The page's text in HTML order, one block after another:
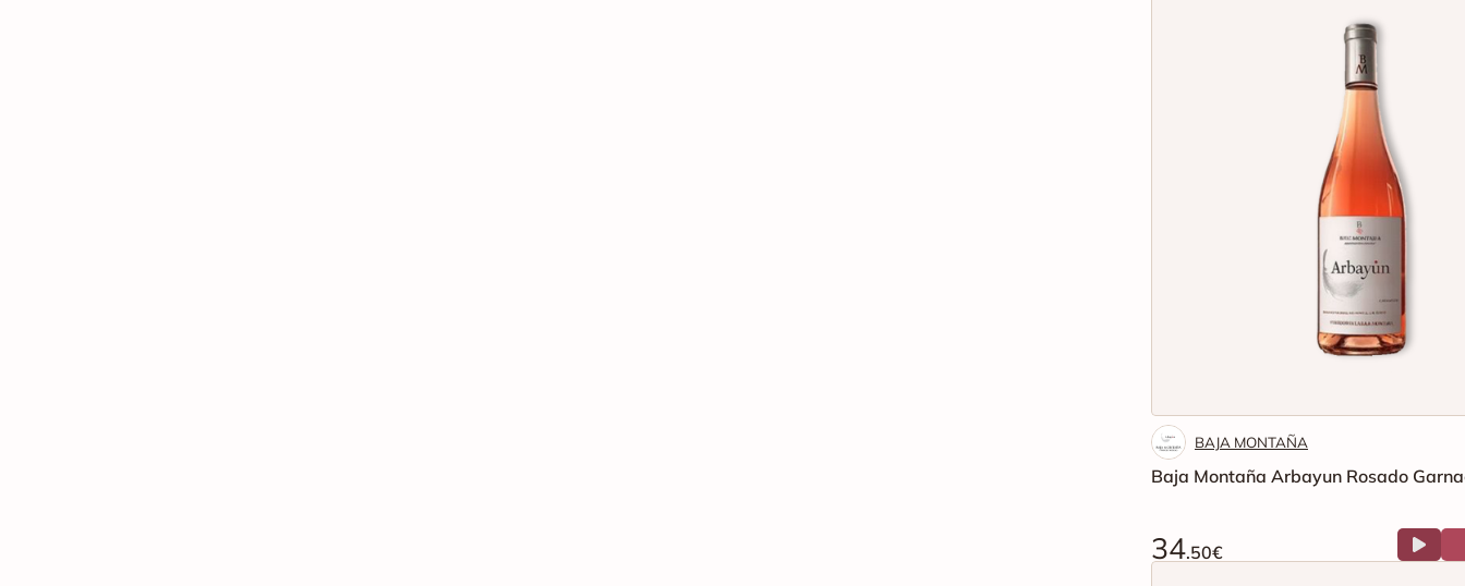
BAJA MONTAÑA
Baja Montaña Arbayun Rosado
34.50€